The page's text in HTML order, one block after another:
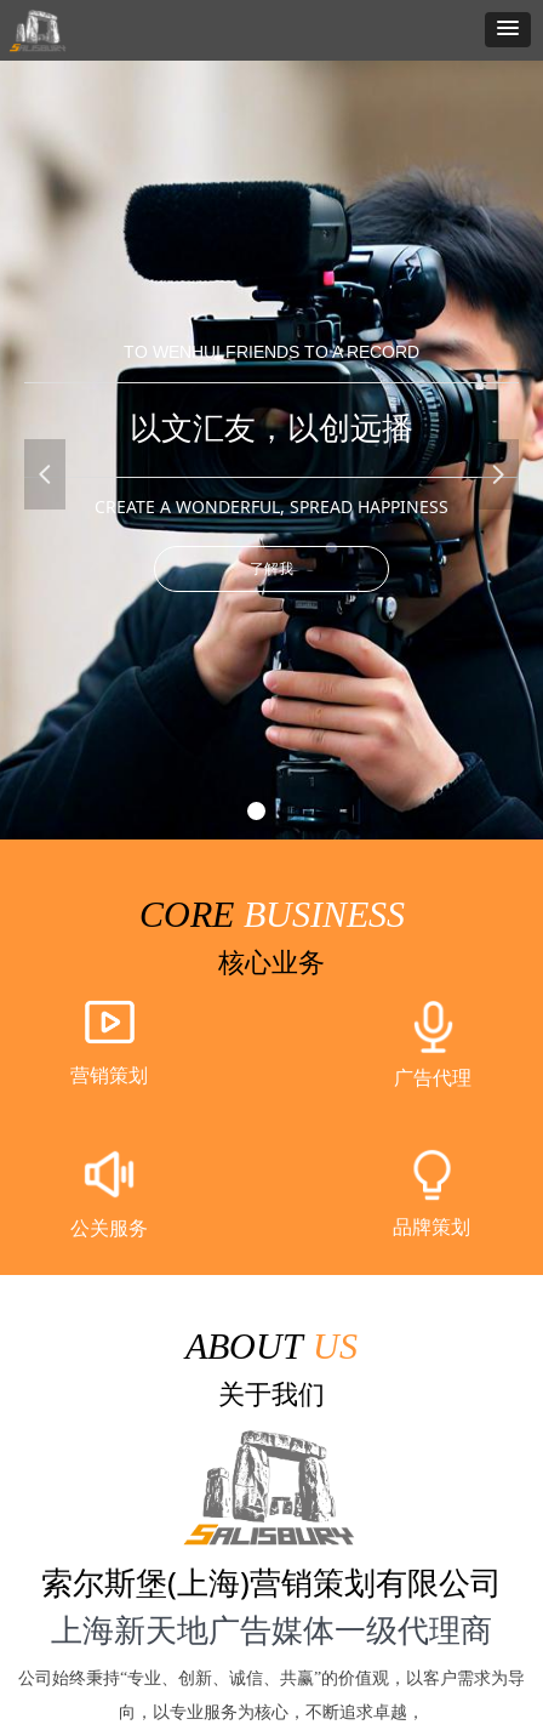
以文汇友，以创远播
TO WENHUI FRIENDS TO A RECORD
CREATE A WONDERFUL, SPREAD HAPPINESS
了解我
넳 넲
营销策划 广告代理
公关服务 品牌策划
CORE BUSINESS
核心业务
ABOUT US
关于我们
索尔斯堡(上海)营销策划有限公司
上海新天地广告媒体一级代理商
公司始终秉持“专业、创新、诚信、共赢”的价值观，以客户需求为导
向，以专业服务为核心，不断追求卓越，